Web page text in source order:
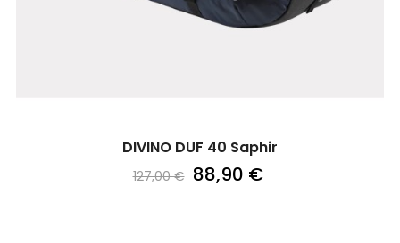
DIVINO DUF 40 Saphir
127,00 € 88,90 €